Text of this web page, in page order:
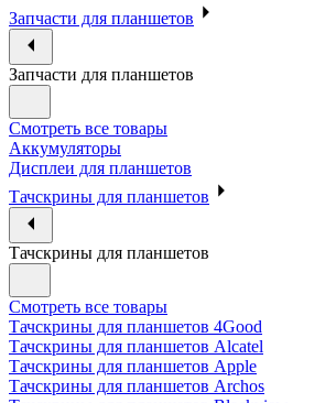
Запчасти для планшетов
Запчасти для планшетов
Смотреть все товары
Аккумуляторы
Дисплеи для планшетов
Тачскрины для планшетов
Тачскрины для планшетов
Смотреть все товары
Тачскрины для планшетов 4Good
Тачскрины для планшетов Alcatel
Тачскрины для планшетов Apple
Тачскрины для планшетов Archos